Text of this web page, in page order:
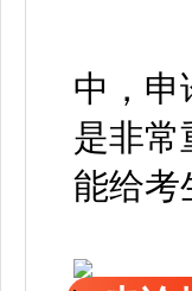
中，申
是非常
能给考